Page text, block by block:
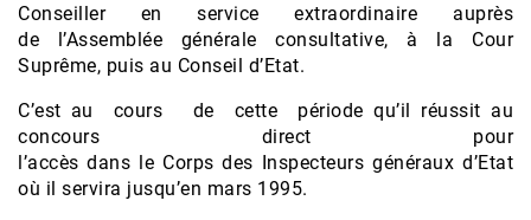
Conseiller en service extraordinaire auprès
de l’Assemblée générale consultative, à la Cour
Suprême, puis au Conseil d’Etat.
C’est au cours de cette période qu’il réussit au
concours direct pour
l’accès dans le Corps des Inspecteurs généraux d’Etat
où il servira jusqu’en mars 1995.